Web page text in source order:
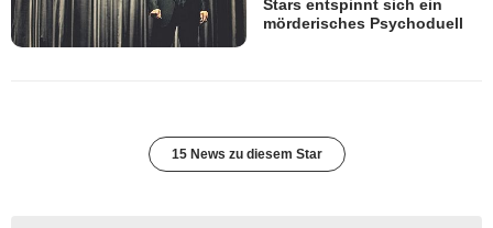
Stars entspinnt sich ein
mörderisches Psychoduell
15 News zu diesem Star